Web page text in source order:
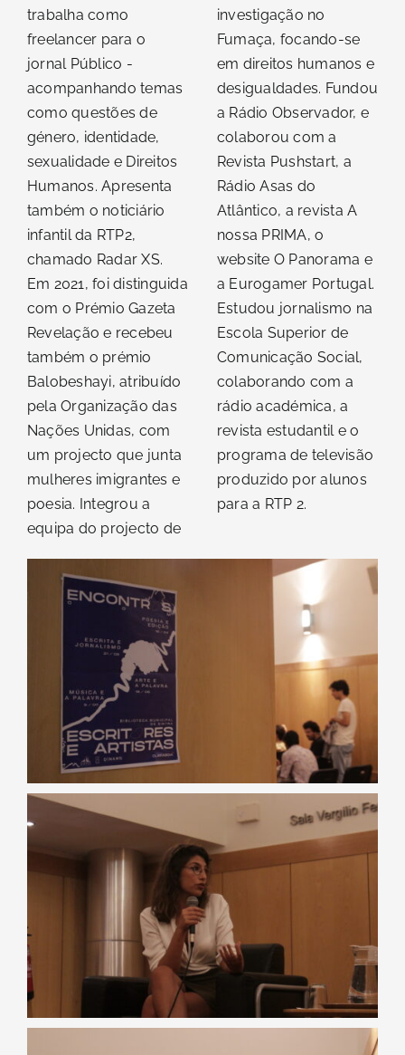
trabalha como
freelancer para o
jornal Público -
acompanhando temas
como questões de
género, identidade,
sexualidade e Direitos
Humanos. Apresenta
também o noticiário
infantil da RTP2,
chamado Radar XS.
Em 2021, foi distinguida
com o Prémio Gazeta
Revelação e recebeu
também o prémio
Balobeshayi, atribuído
pela Organização das
Nações Unidas, com
um projecto que junta
mulheres imigrantes e
poesia. Integrou a
equipa do projecto de
investigação no
Fumaça, focando-se
em direitos humanos e
desigualdades. Fundou
a Rádio Observador, e
colaborou com a
Revista Pushstart, a
Rádio Asas do
Atlântico, a revista A
nossa PRIMA, o
website O Panorama e
a Eurogamer Portugal.
Estudou jornalismo na
Escola Superior de
Comunicação Social,
colaborando com a
rádio académica, a
revista estudantil e o
programa de televisão
produzido por alunos
para a RTP 2.